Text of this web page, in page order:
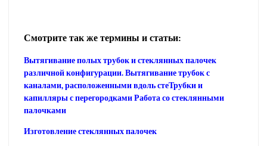
Смотрите так же термины и статьи:
Вытягивание полых трубок и стеклянных палочек
различной конфигурации. Вытягивание трубок с
каналами, расположенными вдоль стеТрубки и
капилляры с перегородками Работа со стеклянными
палочками
Изготовление стеклянных палочек